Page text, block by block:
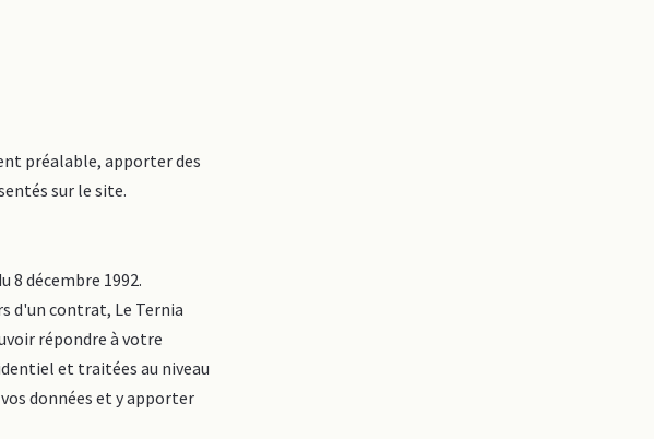
préalable, apporter des
sur le site.
8 décembre 1992.
d'un contrat, Le Ternia
répondre à votre
et traitées au niveau
données et y apporter